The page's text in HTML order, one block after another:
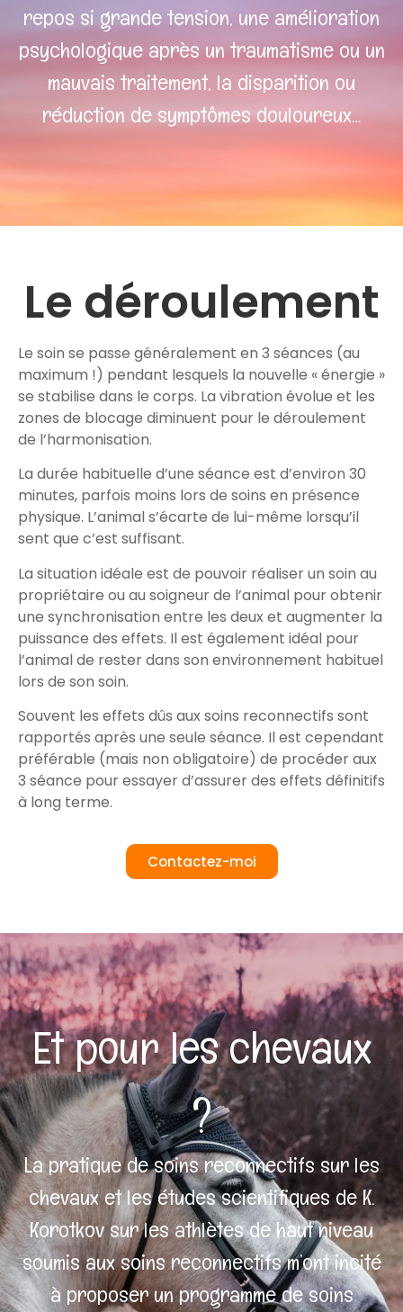
repos si grande tension, une amélioration
psychologique après un traumatisme ou un
mauvais traitement, la disparition ou
réduction de symptômes douloureux…
Le déroulement
Le soin se passe généralement en 3 séances (au
maximum !) pendant lesquels la nouvelle « énergie »
se stabilise dans le corps. La vibration évolue et les
zones de blocage diminuent pour le déroulement
de l’harmonisation.
La durée habituelle d’une séance est d’environ 30
minutes, parfois moins lors de soins en présence
physique. L’animal s’écarte de lui-même lorsqu’il
sent que c’est suffisant.
La situation idéale est de pouvoir réaliser un soin au
propriétaire ou au soigneur de l’animal pour obtenir
une synchronisation entre les deux et augmenter la
puissance des effets. Il est également idéal pour
l’animal de rester dans son environnement habituel
lors de son soin.
Souvent les effets dûs aux soins reconnectifs sont
rapportés après une seule séance. Il est cependant
préférable (mais non obligatoire) de procéder aux
3 séance pour essayer d’assurer des effets définitifs
à long terme.
Contactez-moi
Et pour les chevaux
?
La pratique de soins reconnectifs sur les
chevaux et les études scientifiques de K.
Korotkov sur les athlètes de haut niveau
soumis aux soins reconnectifs m’ont incité
à proposer un programme de soins